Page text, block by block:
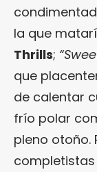
la que
Thrills;
que
de calentar
frío polar
pleno otoño.